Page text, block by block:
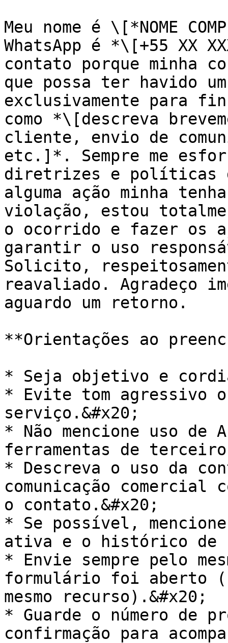
Meu nome é \[*NOME
WhatsApp é *\[+55 XX
contato porque minha
que possa ter havido
exclusivamente para
como *\[descreva
cliente, envio de
etc.]*. Sempre me
diretrizes e políticas
alguma ação minha
violação, estou
o ocorrido e fazer os
garantir o uso
Solicito,
reavaliado. Agradeço
aguardo um retorno.
**Orientações ao
* Seja objetivo e
* Evite tom agressivo
serviço.&#x20;
* Não mencione uso de
ferramentas de
* Descreva o uso da
comunicação comercial
o contato.&#x20;
* Se possível,
ativa e o histórico de
* Envie sempre pelo
formulário foi aberto
mesmo recurso).&#x20;
* Guarde o número de
confirmação para